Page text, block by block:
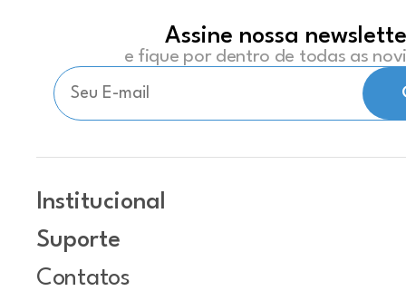
Assine nossa
e fique por dentro de todas as
Institucional
Suporte
Contatos